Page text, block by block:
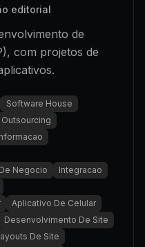
editorial
de
com projetos de
Software House
Negocio
Integracao
Aplicativo De Celular
Desenvolvimento De Site
De Site